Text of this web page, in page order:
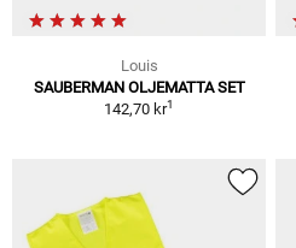
Louis
SAUBERMAN OLJEMATTA SET
142,70 kr1